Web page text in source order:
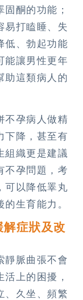
酮的功能；
易打瞌睡、失
低、勃起功能
能讓男性更年
助這類病人的
不孕病人做精
下降，甚至有
組織更是建議
不孕問題，考
可以降低睪丸
生育能力。
症狀及改
靜脈曲張不會
上的困擾，
、久坐、頻繁